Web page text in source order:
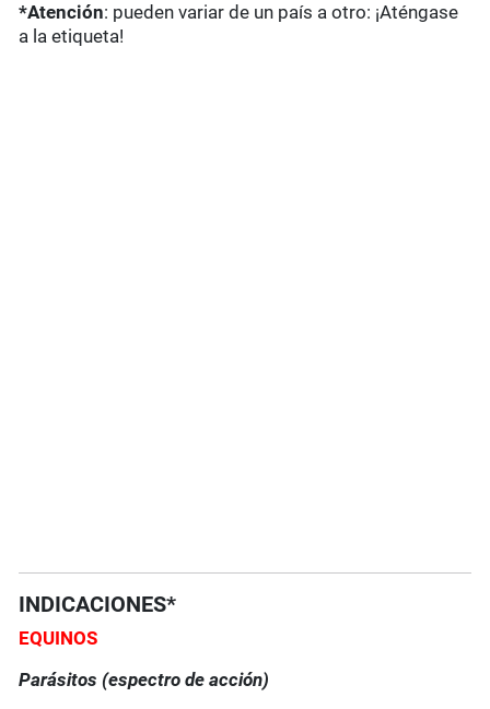
*Atención: pueden variar de un país a otro: ¡Aténgase
a la etiqueta!
INDICACIONES*
EQUINOS
Parásitos (espectro de acción)